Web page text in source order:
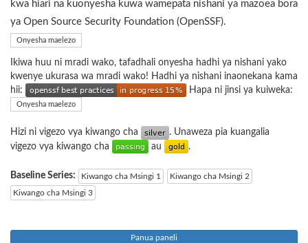
kwa hiari na kuonyesha kuwa wamepata nishani ya mazoea bora
ya Open Source Security Foundation (OpenSSF).
Onyesha maelezo
Ikiwa huu ni mradi wako, tafadhali onyesha hadhi ya nishani yako
kwenye ukurasa wa mradi wako! Hadhi ya nishani inaonekana kama
hii:
Hapa ni jinsi ya kuiweka:
Onyesha maelezo
Hizi ni vigezo vya kiwango cha
. Unaweza pia kuangalia
vigezo vya kiwango cha
au .
Baseline Series: Kiwango cha Msingi 1
Kiwango cha Msingi 2
Kiwango cha Msingi 3
Panua paneli